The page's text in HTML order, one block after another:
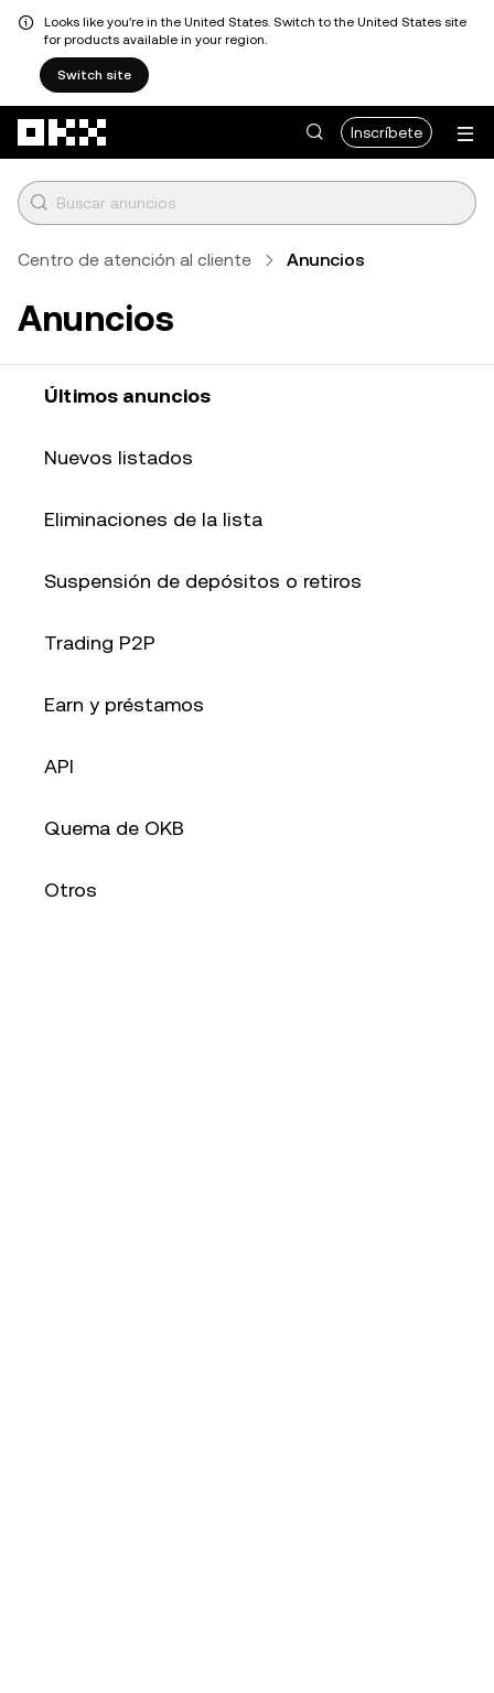
Looks like you're in the United States. Switch to the United States site
for products available in your region.
Switch site
Inscríbete
Centro de atención al cliente Anuncios
Anuncios
Últimos anuncios
Nuevos listados
Eliminaciones de la lista
Suspensión de depósitos o retiros
Trading P2P
Earn y préstamos
API
Quema de OKB
Otros